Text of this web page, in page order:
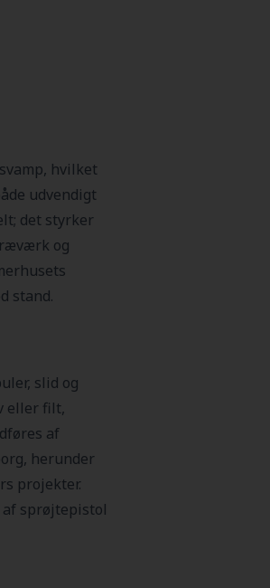
hvilket
udvendigt
det styrker
og
stand.
slid og
eller filt,
af
herunder
projekter.
af sprøjtepistol